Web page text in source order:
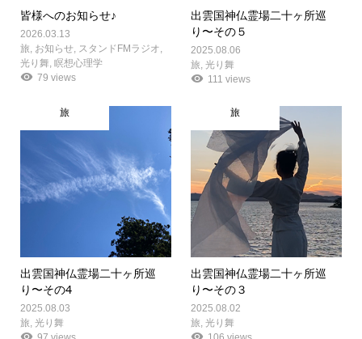
皆様へのお知らせ♪
2026.03.13
旅, お知らせ, スタンドFMラジオ,
光り舞, 瞑想心理学
79 views
出雲国神仏霊場二十ヶ所巡
り〜その５
2025.08.06
旅,光り舞
111 views
旅
出雲国神仏霊場二十ヶ所巡
り〜その4
2025.08.03
旅, 光り舞
旅
出雲国神仏霊場二十ヶ所巡
り〜その３
2025.08.02
旅,光り舞